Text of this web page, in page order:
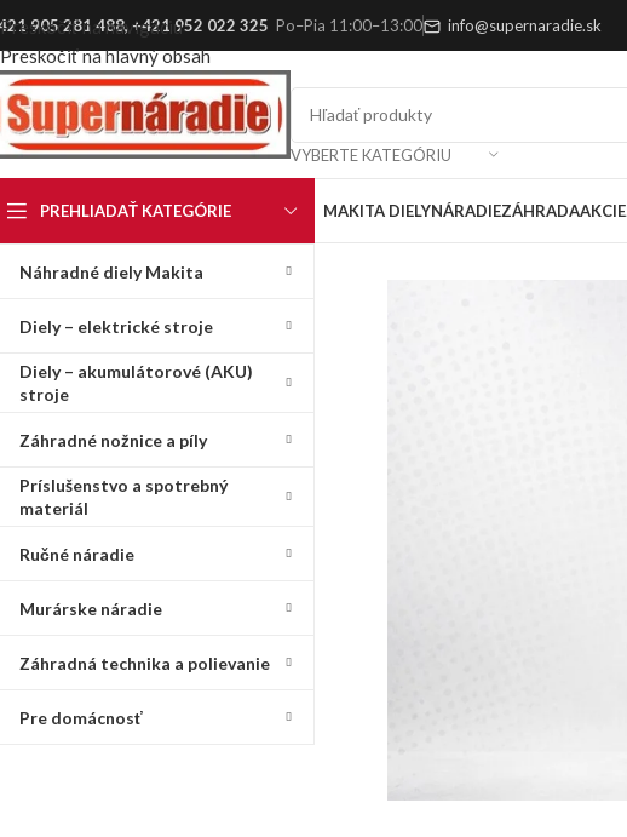
Preskočiť na navigáciu
Preskočiť na hlavný obsah
905 281 488,+421 952 022 325 Po–Pia 11:00–13:00 info@supernaradie.sk
VYBERTE KATEGÓRIU
PREHLIADAŤ KATEGÓRIE
Náhradné diely Makita
Diely – elektrické stroje
Diely – akumulátorové (AKU)
stroje
Záhradné nožnice a píly
Príslušenstvo a spotrebný
materiál
Ručné náradie
Murárske náradie
Záhradná technika a polievanie
Pre domácnosť
MAKITA DIELYNÁRADIEZÁHRADAAKCIE